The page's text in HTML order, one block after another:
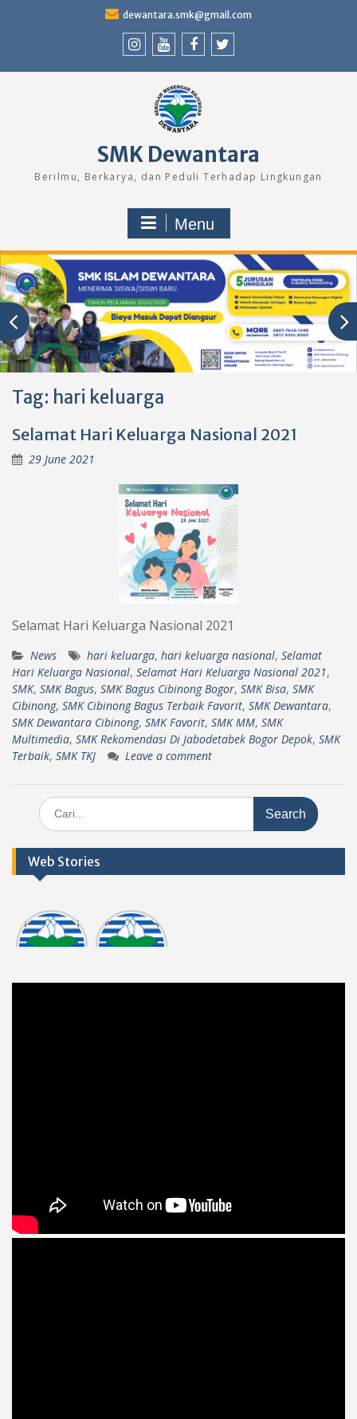
dewantara.smk@gmail.com
SMK Dewantara
Berilmu, Berkarya, dan Peduli Terhadap Lingkungan
Menu
Tag: hari keluarga
Selamat Hari Keluarga Nasional 2021
29 June 2021
Selamat Hari Keluarga Nasional 2021
News hari keluarga, hari keluarga nasional, Selamat
Hari Keluarga Nasional, Selamat Hari Keluarga Nasional 2021,
SMK, SMK Bagus, SMK Bagus Cibinong Bogor, SMK Bisa, SMK
Cibinong, SMK Cibinong Bagus Terbaik Favorit, SMK Dewantara,
SMK Dewantara Cibinong, SMK Favorit, SMK MM, SMK
Multimedia, SMK Rekomendasi Di Jabodetabek Bogor Depok, SMK
Terbaik, SMK TKJ Leave a comment
Search
for:
Web Stories
Informasi
Dokumen
tasi